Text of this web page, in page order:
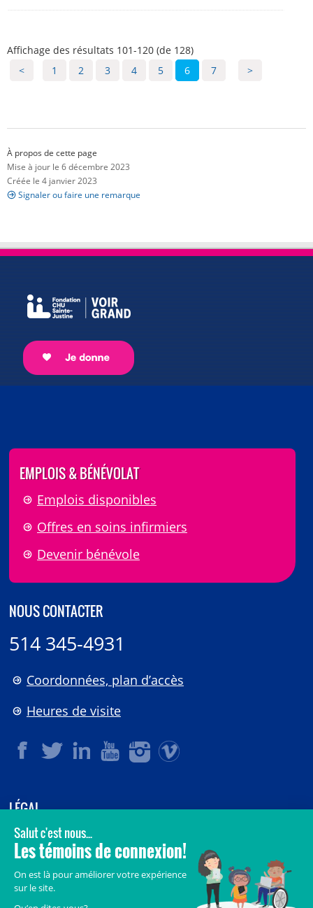
Affichage des résultats 101-120 (de 128)
<
1 2 3 4 5 6 7 >
À propos de cette page
Mise à jour le 6 décembre 2023
Créée le 4 janvier 2023
Signaler ou faire une remarque
EMPLOIS & BÉNÉVOLAT
Emplois disponibles
Offres en soins infirmiers
Devenir bénévole
NOUS CONTACTER
514 345-4931
Coordonnées, plan d’accès
Heures de visite
LÉGAL
© 2006-2026CHU Sainte-Justine.
Tous droits réservés.
Crédits
Accès aux documents des organismes publics